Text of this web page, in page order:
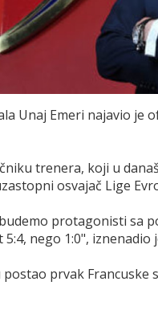
Unaj Emeri najavio je
trenera, koji u
osvajač Lige
protagonisti sa
nego 1:0",
prvak Francuske